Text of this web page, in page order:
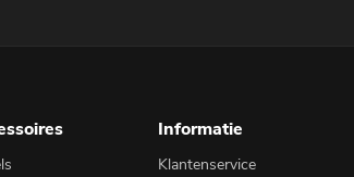
Informatie
Klantenservice